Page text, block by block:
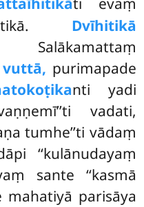
Dvīhitikā
Salākamattaṃ
vuttā, purimapade
nti yadi
vadati,
tumhe’’ti vādaṃ
‘‘kulānudayaṃ
sante ‘‘kasmā
parisāya